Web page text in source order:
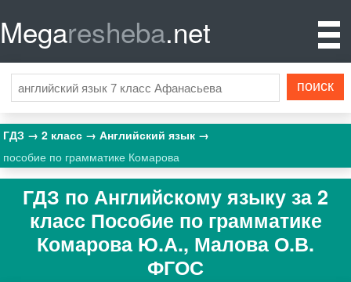
Megaresheba.net
ГДЗ 2 класс
Английский язык
пособие по грамматике Комарова
ГДЗ по Английскому языку за 2
класс Пособие по грамматике
Комарова Ю.А., Малова О.В.
ФГОС